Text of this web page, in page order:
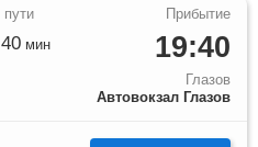
19:40
Глазов
Автовокзал Глазов
40 мин